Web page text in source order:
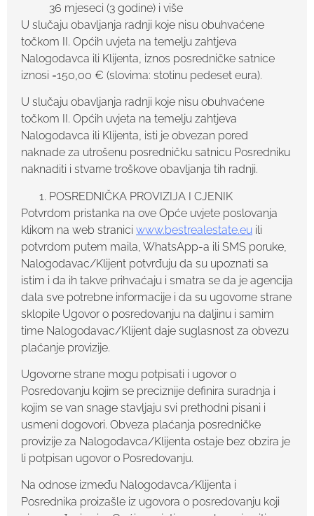
36 mjeseci (3 godine) i više
U slučaju obavljanja radnji koje nisu obuhvaćene
točkom II. Općih uvjeta na temelju zahtjeva
Nalogodavca ili Klijenta, iznos posredničke satnice
iznosi =150,00 € (slovima: stotinu pedeset eura).
U slučaju obavljanja radnji koje nisu obuhvaćene
točkom II. Općih uvjeta na temelju zahtjeva
Nalogodavca ili Klijenta, isti je obvezan pored
naknade za utrošenu posredničku satnicu Posredniku
naknaditi i stvarne troškove obavljanja tih radnji.
POSREDNIČKA PROVIZIJA I CJENIK
Potvrdom pristanka na ove Opće uvjete poslovanja
klikom na web stranici www.bestrealestate.eu ili
potvrdom putem maila, WhatsApp-a ili SMS poruke,
Nalogodavac/Klijent potvrđuju da su upoznati sa
istim i da ih takve prihvaćaju i smatra se da je agencija
dala sve potrebne informacije i da su ugovorne strane
sklopile Ugovor o posredovanju na daljinu i samim
time Nalogodavac/Klijent daje suglasnost za obvezu
plaćanje provizije.
Ugovorne strane mogu potpisati i ugovor o
Posredovanju kojim se preciznije definira suradnja i
kojim se van snage stavljaju svi prethodni pisani i
usmeni dogovori. Obveza plaćanja posredničke
provizije za Nalogodavca/Klijenta ostaje bez obzira je
li potpisan ugovor o Posredovanju.
Na odnose između Nalogodavca/Klijenta i
Posrednika proizašle iz ugovora o posredovanju koji